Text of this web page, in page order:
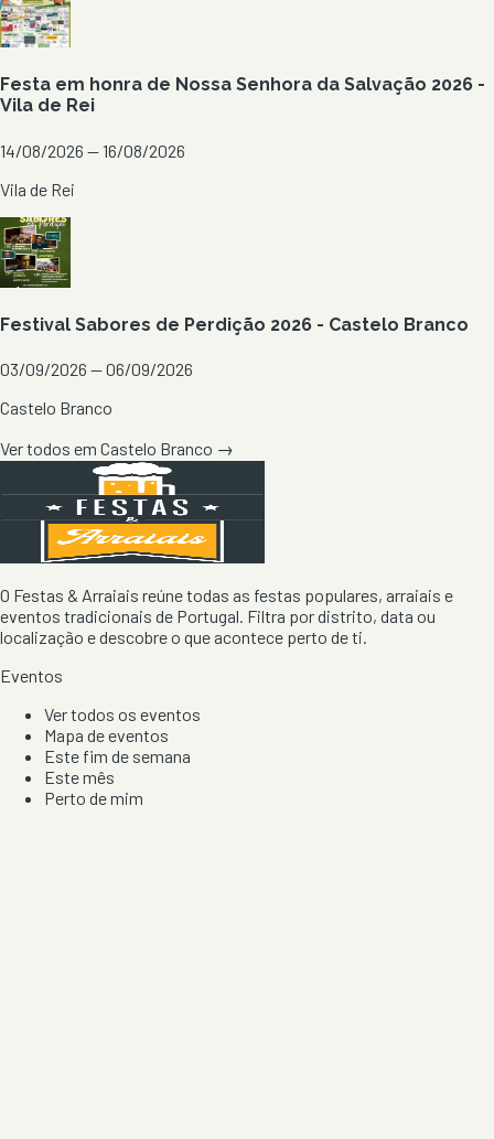
Festa em honra de Nossa Senhora da Salvação 2026 -
Vila de Rei
14/08/2026 — 16/08/2026
Vila de Rei
Festival Sabores de Perdição 2026 - Castelo Branco
03/09/2026 — 06/09/2026
Castelo Branco
Ver todos em Castelo Branco →
O Festas & Arraiais reúne todas as festas populares, arraiais e
eventos tradicionais de Portugal. Filtra por distrito, data ou
localização e descobre o que acontece perto de ti.
Eventos
Ver todos os eventos
Mapa de eventos
Este fim de semana
Este mês
Perto de mim